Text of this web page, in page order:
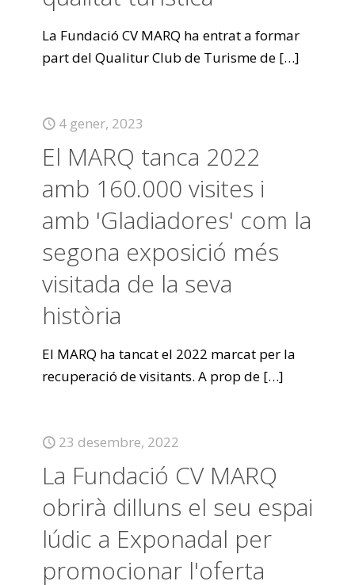
La Fundació CV MARQ ha entrat a formar
part del Qualitur Club de Turisme de […]
4 gener, 2023
El MARQ tanca 2022
amb 160.000 visites i
amb 'Gladiadores' com la
segona exposició més
visitada de la seva
història
El MARQ ha tancat el 2022 marcat per la
recuperació de visitants. A prop de […]
23 desembre, 2022
La Fundació CV MARQ
obrirà dilluns el seu espai
lúdic a Exponadal per
promocionar l'oferta